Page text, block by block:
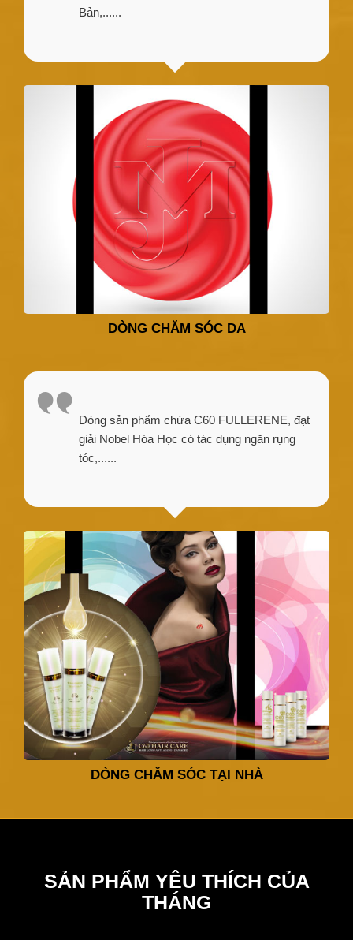
Bản,......
DÒNG CHĂM SÓC DA
Dòng sản phẩm chứa C60 FULLERENE, đạt
giải Nobel Hóa Học có tác dụng ngăn rụng
tóc,......
DÒNG CHĂM SÓC TẠI NHÀ
SẢN PHẨM YÊU THÍCH CỦA
THÁNG